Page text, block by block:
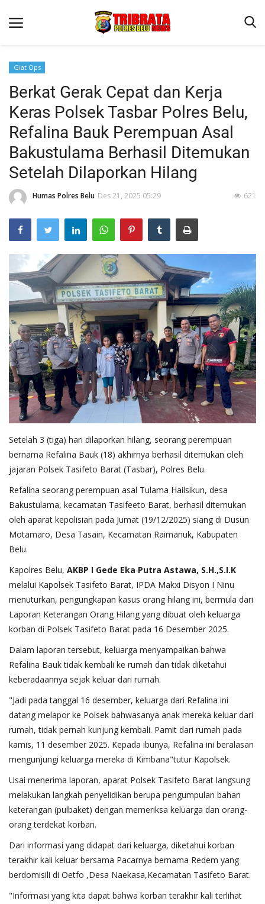
Beranda
Terms & Conditions
Reskrim
Binkam
Lantas
Polisi Kita
Mitra Polisi
Giat Ops
Giat Ops
Berkat Gerak Cepat dan Kerja
Keras Polsek Tasbar Polres Belu,
Refalina Bauk Perempuan Asal
Bakustulama Berhasil Ditemukan
Setelah Dilaporkan Hilang
Humas Polres Belu Des 21, 2025 05:29 621
Setelah 3 (tiga) hari dilaporkan hilang, seorang perempuan
bernama Refalina Bauk (18) akhirnya berhasil ditemukan oleh
jajaran Polsek Tasifeto Barat (Tasbar), Polres Belu.
Refalina seorang perempuan asal Tulama Hailsikun, desa
Bakustulama, kecamatan Tasifeeto Barat, berhasil ditemukan
oleh aparat kepolisian pada Jumat (19/12/2025) siang di Dusun
Motamaro, Desa Tasain, Kecamatan Raimanuk, Kabupaten
Belu.
Kapolres Belu, AKBP I Gede Eka Putra Astawa, S.H.,S.I.K
melalui Kapolsek Tasifeto Barat, IPDA Makxi Disyon I Ninu
menuturkan, pengungkapan kasus orang hilang ini, bermula dari
Laporan Keterangan Orang Hilang yang dibuat oleh keluarga
korban di Polsek Tasifeto Barat pada 16 Desember 2025.
Dalam laporan tersebut, keluarga menyampaikan bahwa
Refalina Bauk tidak kembali ke rumah dan tidak diketahui
keberadaannya sejak keluar dari rumah.
"Jadi pada tanggal 16 desember, keluarga dari Refalina ini
datang melapor ke Polsek bahwasanya anak mereka keluar dari
rumah, tidak pernah kunjung kembali. Pamit dari rumah pada
kamis, 11 desember 2025. Kepada ibunya, Refalina ini beralasan
mengunjungi keluarga mereka di Kimbana"tutur Kapolsek.
Usai menerima laporan, aparat Polsek Tasifeto Barat langsung
melakukan langkah penyelidikan berupa pengumpulan bahan
keterangan (pulbaket) dengan memeriksa keluarga dan orang-
orang terdekat korban.
Dari informasi yang didapat dari keluarga, diketahui korban
terakhir kali keluar bersama Pacarnya bernama Redem yang
berdomisili di Oetfo ,Desa Naekasa,Kecamatan Tasifeto Barat.
"Informasi yang kita dapat bahwa korban terakhir kali terlihat